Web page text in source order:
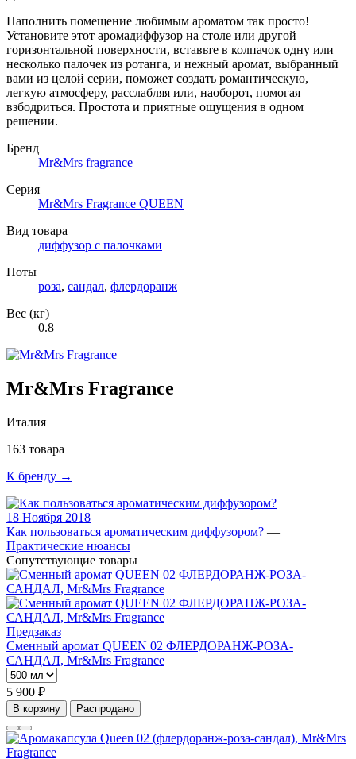
Наполнить помещение любимым ароматом так просто!
Установите этот аромадиффузор на столе или другой
горизонтальной поверхности, вставьте в колпачок одну или
несколько палочек из ротанга, и нежный аромат, выбранный
вами из целой серии, поможет создать романтическую,
легкую атмосферу, расслабляя или, наоборот, помогая
взбодриться. Простота и приятные ощущения в одном
решении.
Бренд
Mr&Mrs fragrance
Серия
Mr&Mrs Fragrance QUEEN
Вид товара
диффузор с палочками
Ноты
роза, сандал, флердоранж
Вес (кг)
0.8
Mr&Mrs Fragrance
Италия
163 товара
К бренду →
18 Ноября 2018
Как пользоваться ароматическим диффузором? —
Практические нюансы
Сопутствующие товары
Предзаказ
Сменный аромат QUEEN 02 ФЛЕРДОРАНЖ-РОЗА-
САНДАЛ, Mr&Mrs Fragrance
5 900 ₽
В корзину Распродано